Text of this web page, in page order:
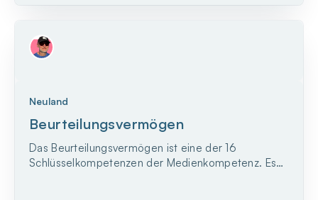
Neuland
Beurteilungsvermögen
Das Beurteilungsvermögen ist eine der 16
Schlüsselkompetenzen der Medienkompetenz. Es